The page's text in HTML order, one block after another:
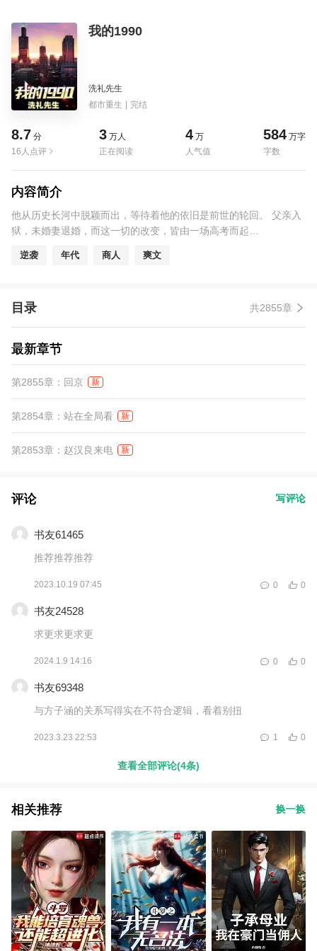
我的1990
洗礼先生
都市重生 | 完结
8.7 分
16人点评
3 万人
正在阅读
4 万
人气值
584 万字
字数
内容简介
他从历史长河中脱颖而出，等待着他的依旧是前世的轮回。 父亲入
狱，未婚妻退婚，而这一切的改变，皆由一场高考而起…
逆袭 年代 商人 爽文
目录 共2855章
最新章节
第2855章：回京 新
第2854章：站在全局看 新
第2853章：赵汉良来电 新
评论 写评论
书友61465
推荐推荐推荐
2023.10.19 07:45 0
0
书友24528
求更求更求更
2024.1.9 14:16 0
0
书友69348
与方子涵的关系写得实在不符合逻辑，看着别扭
2023.3.23 22:53 0
1
查看全部评论(4条)
相关推荐 换一换